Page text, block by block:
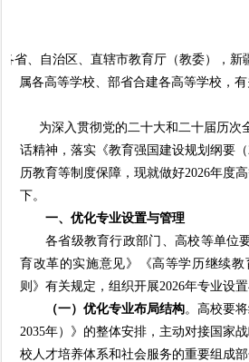
各省、自治区、直辖市教育厅（教委），新
属各高等学校、部省合建各高等学校，
为深入贯彻党的二十大和二十届历
话精神，落实《教育强国建设规划纲要（
历教育等制度保障， 现就做好2026年度
下。
一、优化专业设置与管理
各省级教育行政部门、高校等单位
育改革的实施意见》《高等学历继续
则》 有关规定，组织开展2026年专业设
（一）优化专业布局结构。高校要
2035年）》的整体安排， 主动对接国家
校人才培养体系和社会服务的重要组成